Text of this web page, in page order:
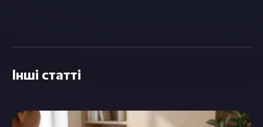
Інші статті